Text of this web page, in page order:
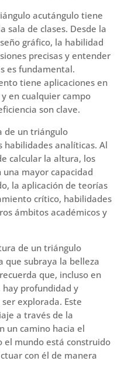
acutángulo tiene
sala de clases. Desde la
gráfico, la habilidad
precisas y entender
es fundamental.
tiene aplicaciones en
en cualquier campo
son clave.
de un triángulo
analíticas. Al
calcular la altura, los
mayor capacidad
la aplicación de teorías
crítico, habilidades
ámbitos académicos y
de un triángulo
que subraya la belleza
que, incluso en
hay profundidad y
explorada. Este
a través de la
un camino hacia el
mundo está construido
con él de manera